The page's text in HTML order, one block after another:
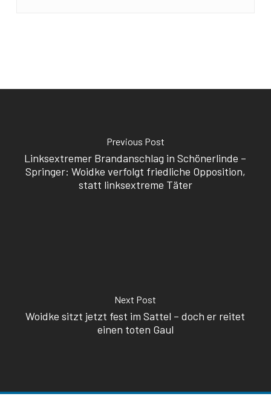
Previous Post
Linksextremer Brandanschlag in Schönerlinde –
Springer: Woidke verfolgt friedliche Opposition,
statt linksextreme Täter
Next Post
Woidke sitzt jetzt fest im Sattel – doch er reitet
einen toten Gaul